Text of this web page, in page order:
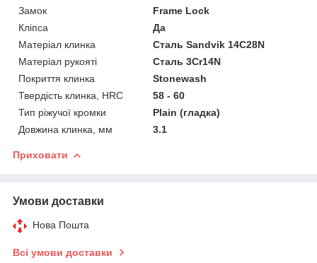
Замок
Frame Lock
Кліпса
Да
Матеріал клинка
Сталь Sandvik 14C28N
Матеріал рукояті
Сталь 3Cr14N
Покриття клинка
Stonewash
Твердість клинка, HRC
58 - 60
Тип ріжучої кромки
Plain (гладка)
Довжина клинка, мм
3.1
Приховати
Умови доставки
Нова Пошта
Всі умови доставки